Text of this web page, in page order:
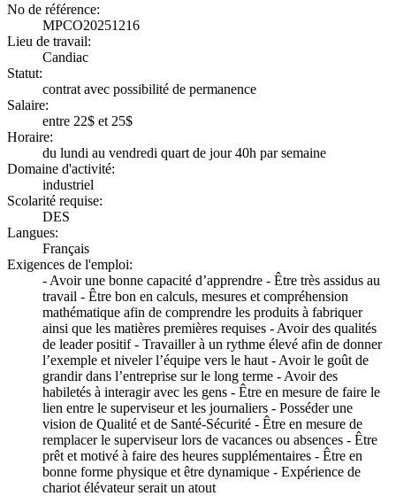
No de référence:
MPCO20251216
Lieu de travail:
Candiac
Statut:
contrat avec possibilité de permanence
Salaire:
entre 22$ et 25$
Horaire:
du lundi au vendredi quart de jour 40h par semaine
Domaine d'activité:
industriel
Scolarité requise:
DES
Langues:
Français
Exigences de l'emploi:
- Avoir une bonne capacité d’apprendre - Être très assidus au
travail - Être bon en calculs, mesures et compréhension
mathématique afin de comprendre les produits à fabriquer
ainsi que les matières premières requises - Avoir des qualités
de leader positif - Travailler à un rythme élevé afin de donner
l’exemple et niveler l’équipe vers le haut - Avoir le goût de
grandir dans l’entreprise sur le long terme - Avoir des
habiletés à interagir avec les gens - Être en mesure de faire le
lien entre le superviseur et les journaliers - Posséder une
vision de Qualité et de Santé-Sécurité - Être en mesure de
remplacer le superviseur lors de vacances ou absences - Être
prêt et motivé à faire des heures supplémentaires - Être en
bonne forme physique et être dynamique - Expérience de
chariot élévateur serait un atout